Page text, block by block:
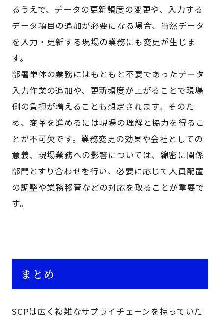
るうえで、データの更新頻度の変更や、入力する
データ項目の追加が必要になる場合、当然データ
を入力・更新する現場の業務にも変更が生じま
す。
部署単体の業務にはもともと不要であったデータ
入力作業の追加や、更新頻度が上がることで現場
側の負担が増えることも想定されます。そのた
め、変革を進めるには現場の理解と協力を得るこ
とが不可欠です。業務変更の効果や会社としての
意義、現場業務への影響については、綿密に関係
部門とすり合わせを行い、必要に応じて人員配置
の調整や業務移管などの対応を取ることが重要で
す。
まとめ
SCPは広く複雑なサプライチェーンを持っていた